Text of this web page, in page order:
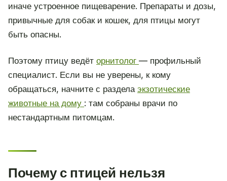
иначе устроенное пищеварение. Препараты и дозы,
привычные для собак и кошек, для птицы могут
быть опасны.
Поэтому птицу ведёт орнитолог — профильный
специалист. Если вы не уверены, к кому
обращаться, начните с раздела экзотические
животные на дому : там собраны врачи по
нестандартным питомцам.
Почему с птицей нельзя